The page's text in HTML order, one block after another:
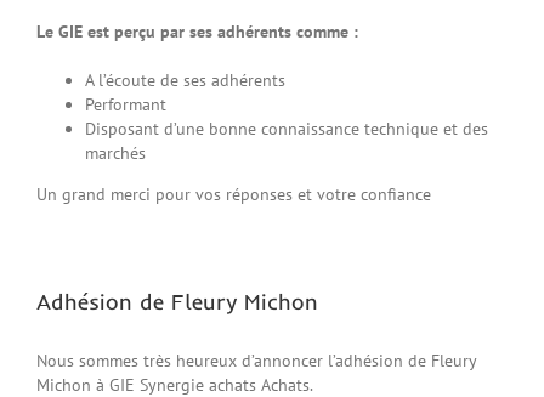
Le GIE est perçu par ses adhérents comme :
A l’écoute de ses adhérents
Performant
Disposant d’une bonne connaissance technique et des
marchés
Un grand merci pour vos réponses et votre confiance
Adhésion de Fleury Michon
Nous sommes très heureux d’annoncer l’adhésion de Fleury
Michon à GIE Synergie achats Achats.